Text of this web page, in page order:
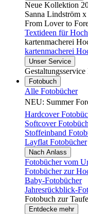
Neue Kollektion
Sanna Lindström
From Lover to
Textideen für
kartenmacherei
kartenmacherei
Unser Service
Fotobuch
Alle Fotobücher
NEU: Summer
Hardcover
Softcover
Stoffeinband
Layflat Fotobücher
Nach Anlass
Fotobücher vom
Fotobücher zur
Baby-Fotobücher
Jahresrückblick-
Fotobuch zur Taufe
Entdecke mehr